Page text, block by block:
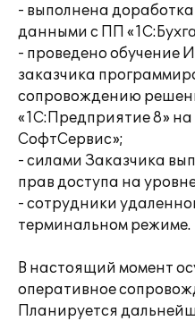
- выполнена
данными с ПП
- проведено обучение
заказчика
сопровождению
«1С:Предприятие 8»
СофтСервис»;
- силами Заказчика
прав доступа на
- сотрудники
терминальном режиме.
В настоящий момент
оперативное
Планируется